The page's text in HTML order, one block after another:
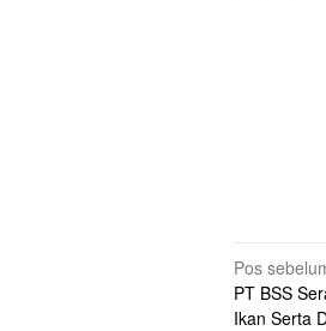
pos
Pos
PT BSS
Ikan Serta